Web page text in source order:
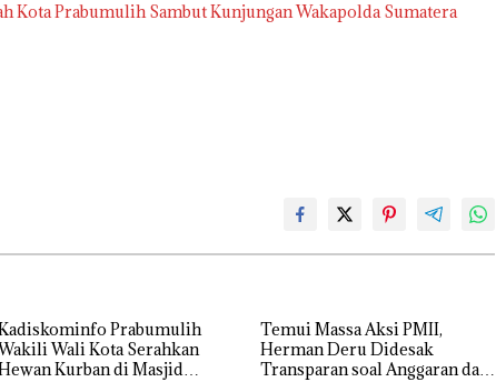
Kota Prabumulih Sambut Kunjungan Wakapolda Sumatera
Prabumulih
Wali Kota Serahkan
Kurban di Masjid
Temui Massa Aksi PMII,
Herman Deru Didesak
Transparan soal Anggaran dan